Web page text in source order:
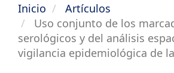
Inicio
Artículos
Uso conjunto de los
serológicos y del análisis
vigilancia epidemiológica de